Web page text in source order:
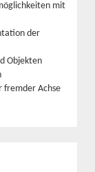
mit
der
Objekten
fremder Achse